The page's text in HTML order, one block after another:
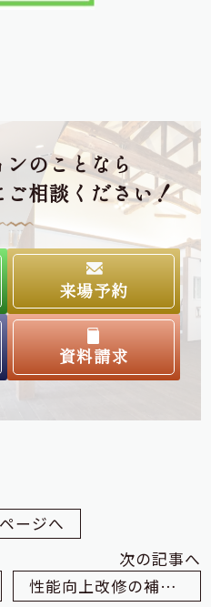
ンのことなら
ご相談ください！
来場予約
資料請求
ージへ
次の記事へ
性能向上改修の補助金まとめました